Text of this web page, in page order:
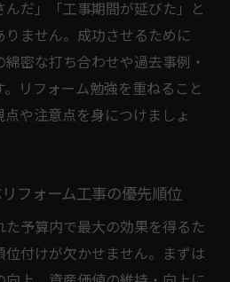
んだ」「工事期間が延びた」と
りません。成功させるために
密な打ち合わせや過去事例・
リフォーム勉強を重ねること
や注意点を身につけましょ
フォーム工事の優先順位
た予算内で最大の効果を得るた
付けが欠かせません。まずは